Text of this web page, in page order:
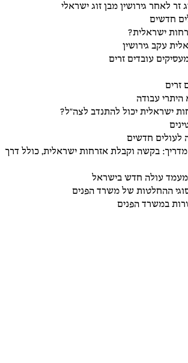
לאחר גירושין מבן זוג ישראלי
חדשים
ישראלית?
עקב גירושין
עובדים זרים
זרים
עבודה
ישראלית יכול להתנדב לצה"ל?
לעולים חדשים
בקשה וקבלת אזרחות ישראלית, כולל דרך
עולה חדש בישראל
סוגי ההחלטות של משרד הפנים
במשרד הפנים